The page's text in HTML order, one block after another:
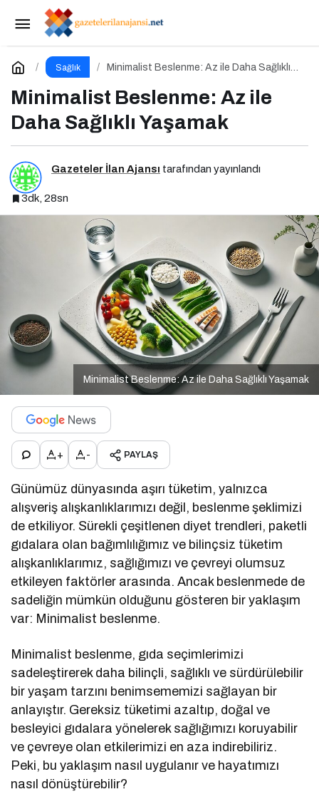
Sağlık
Minimalist Beslenme: Az ile Daha Sağlıklı
Minimalist Beslenme: Az ile
Daha Sağlıklı Yaşamak
Gazeteler İlan Ajansı tarafından yayınlandı
3dk, 28sn
Minimalist Beslenme: Az ile Daha Sağlıklı Yaşamak
+ - PAYLAŞ
Günümüz dünyasında aşırı tüketim, yalnızca
alışveriş alışkanlıklarımızı değil, beslenme şeklimizi
de etkiliyor. Sürekli çeşitlenen diyet trendleri, paketli
gıdalara olan bağımlılığımız ve bilinçsiz tüketim
alışkanlıklarımız, sağlığımızı ve çevreyi olumsuz
etkileyen faktörler arasında. Ancak beslenmede de
sadeliğin mümkün olduğunu gösteren bir yaklaşım
var: Minimalist beslenme.
Minimalist beslenme, gıda seçimlerimizi
sadeleştirerek daha bilinçli, sağlıklı ve sürdürülebilir
bir yaşam tarzını benimsememizi sağlayan bir
anlayıştır. Gereksiz tüketimi azaltıp, doğal ve
besleyici gıdalara yönelerek sağlığımızı koruyabilir
ve çevreye olan etkilerimizi en aza indirebiliriz.
Peki, bu yaklaşım nasıl uygulanır ve hayatımızı
nasıl dönüştürebilir?
Ramazan Sonrası Beslenme: Dengeli ve
Sağlıklı Bir Geçiş İçin İpuçları
Yorum Yap